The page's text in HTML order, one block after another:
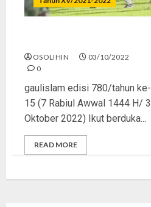
OSOLIHIN
03/10/2022
0
gaulislam edisi 780/tahun ke-
15 (7 Rabiul Awwal 1444 H/ 3
Oktober 2022) Ikut berduka...
READ MORE